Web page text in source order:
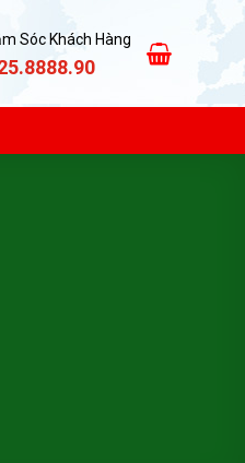
Sóc Khách Hàng